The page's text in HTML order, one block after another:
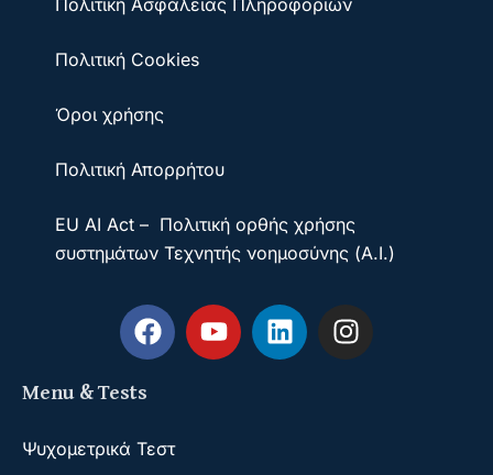
Πολιτική Cookies
Όροι χρήσης
Πολιτική Απορρήτου
EU AI Act – Πολιτική ορθής χρήσης
συστημάτων Τεχνητής νοημοσύνης (A.I.)
Menu & Tests
Ψυχομετρικά Τεστ